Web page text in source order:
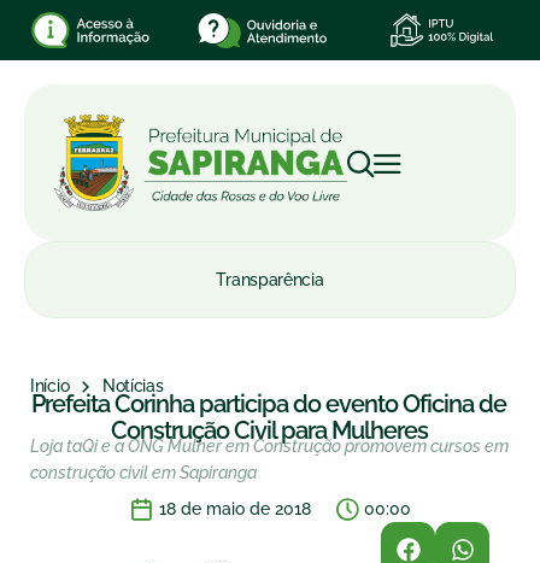
Transparência
Início Notícias
Prefeita Corinha participa do evento Oficina de
Construção Civil para Mulheres
Loja taQi e a ONG Mulher em Construção promovem cursos em
construção civil em Sapiranga
18 de maio de 2018
00:00